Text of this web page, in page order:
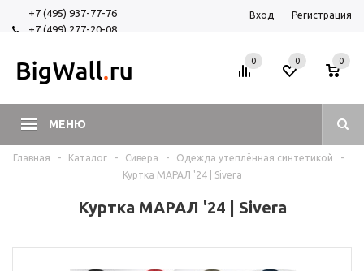
+7 (495) 937-77-76
+7 (499) 277-20-08
Вход Регистрация
МЕНЮ
0 0
0
Главная - Каталог - Сивера - Одежда утеплённая синтетикой
-
Куртка МАРАЛ '24 | Sivera
Куртка МАРАЛ '24 | Sivera